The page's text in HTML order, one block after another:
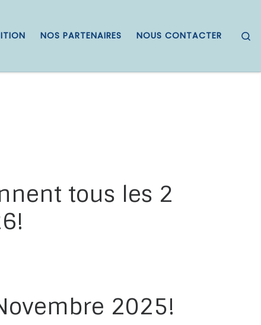
NOS PARTENAIRES NOUS CONTACTER
tous les 2
2025!